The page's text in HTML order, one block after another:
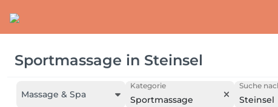
Sportmassage in Steinsel
Massage & Spa
Kategorie
Sportmassage
Suche
Steinsel